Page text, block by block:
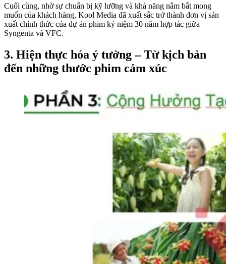
Cuối cùng, nhờ sự chuẩn bị kỹ lưỡng và khả năng nắm bắt mong
muốn của khách hàng, Kool Media đã xuất sắc trở thành đơn vị sản
xuất chính thức của dự án phim kỷ niệm 30 năm hợp tác giữa
Syngenta và VFC.
3. Hiện thực hóa ý tưởng – Từ kịch bản
đến những thước phim cảm xúc